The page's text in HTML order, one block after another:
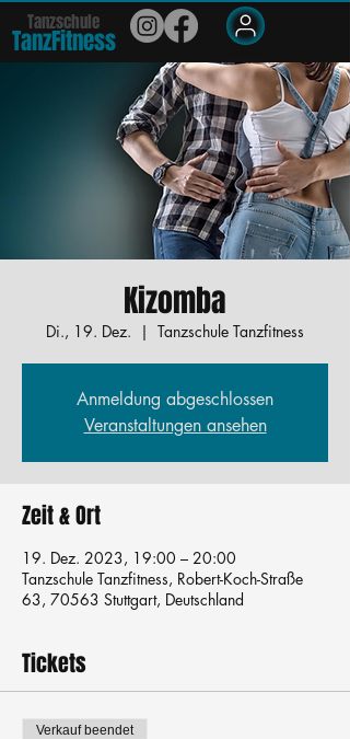
Tanzschule
TanzFitness
Kizomba
Di., 19. Dez.
  |
Tanzschule Tanzfitness
Anmeldung abgeschlossen
Veranstaltungen ansehen
Zeit & Ort
19. Dez. 2023, 19:00 – 20:00
Tanzschule Tanzfitness, Robert-Koch-Straße
63, 70563 Stuttgart, Deutschland
Tickets
Verkauf beendet